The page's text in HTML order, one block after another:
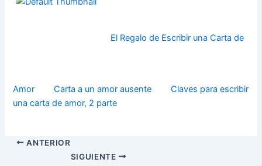
El Regalo de Escribir una Carta de
Amor Carta a un amor ausente
Claves para escribir
una carta de amor, 2 parte
ANTERIOR
SIGUIENTE